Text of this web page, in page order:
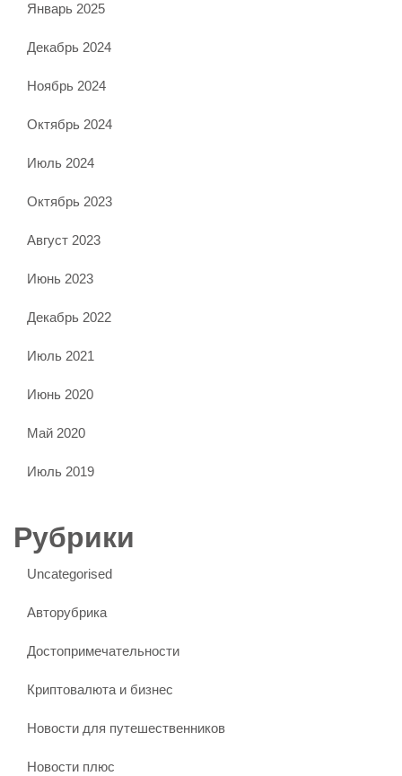
Январь 2025
Декабрь 2024
Ноябрь 2024
Октябрь 2024
Июль 2024
Октябрь 2023
Август 2023
Июнь 2023
Декабрь 2022
Июль 2021
Июнь 2020
Май 2020
Июль 2019
Рубрики
Uncategorised
Авторубрика
Достопримечательности
Криптовалюта и бизнес
Новости для путешественников
Новости плюс